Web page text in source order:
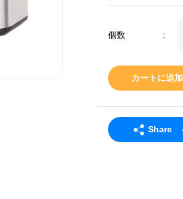
個数 :
カートに追加
Share